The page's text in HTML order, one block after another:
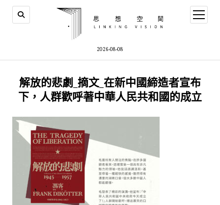
2026-08-08
open
menu
解放的悲劇_摘文_在新中國締造者宣布
下，人群歡呼著中華人民共和國的成立